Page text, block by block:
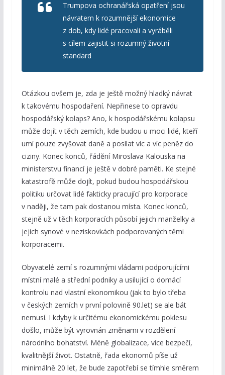
Trumpova ochranářská opatření jsou
návratem k rozumnější ekonomice
z dob, kdy lidé pracovali a vyráběli
s cílem zajistit si rozumný životní
standard
Otázkou ovšem je, zda je ještě možný hladký návrat
k takovému hospodaření. Nepřinese to opravdu
hospodářský kolaps? Ano, k hospodářskému kolapsu
může dojít v těch zemích, kde budou u moci lidé, kteří
umí pouze zvyšovat daně a posílat víc a víc peněz do
ciziny. Konec konců, řádění Miroslava Kalouska na
ministerstvu financí je ještě v dobré paměti. Ke stejné
katastrofě může dojít, pokud budou hospodářskou
politiku určovat lidé fakticky pracující pro korporace
v naději, že tam pak dostanou místa. Konec konců,
stejně už v těch korporacích působí jejich manželky a
jejich synové v neziskovkách podporovaných těmi
korporacemi.
Obyvatelé zemí s rozumnými vládami podporujícími
místní malé a střední podniky a usilující o domácí
kontrolu nad vlastní ekonomikou (jak to bylo třeba
v českých zemích v první polovině 90.let) se ale bát
nemusí. I kdyby k určitému ekonomickému poklesu
došlo, může být vyrovnán změnami v rozdělení
národního bohatství. Méně globalizace, více bezpečí,
kvalitnější život. Ostatně, řada ekonomů píše už
minimálně 20 let, že bude zapotřebí se tímhle směrem